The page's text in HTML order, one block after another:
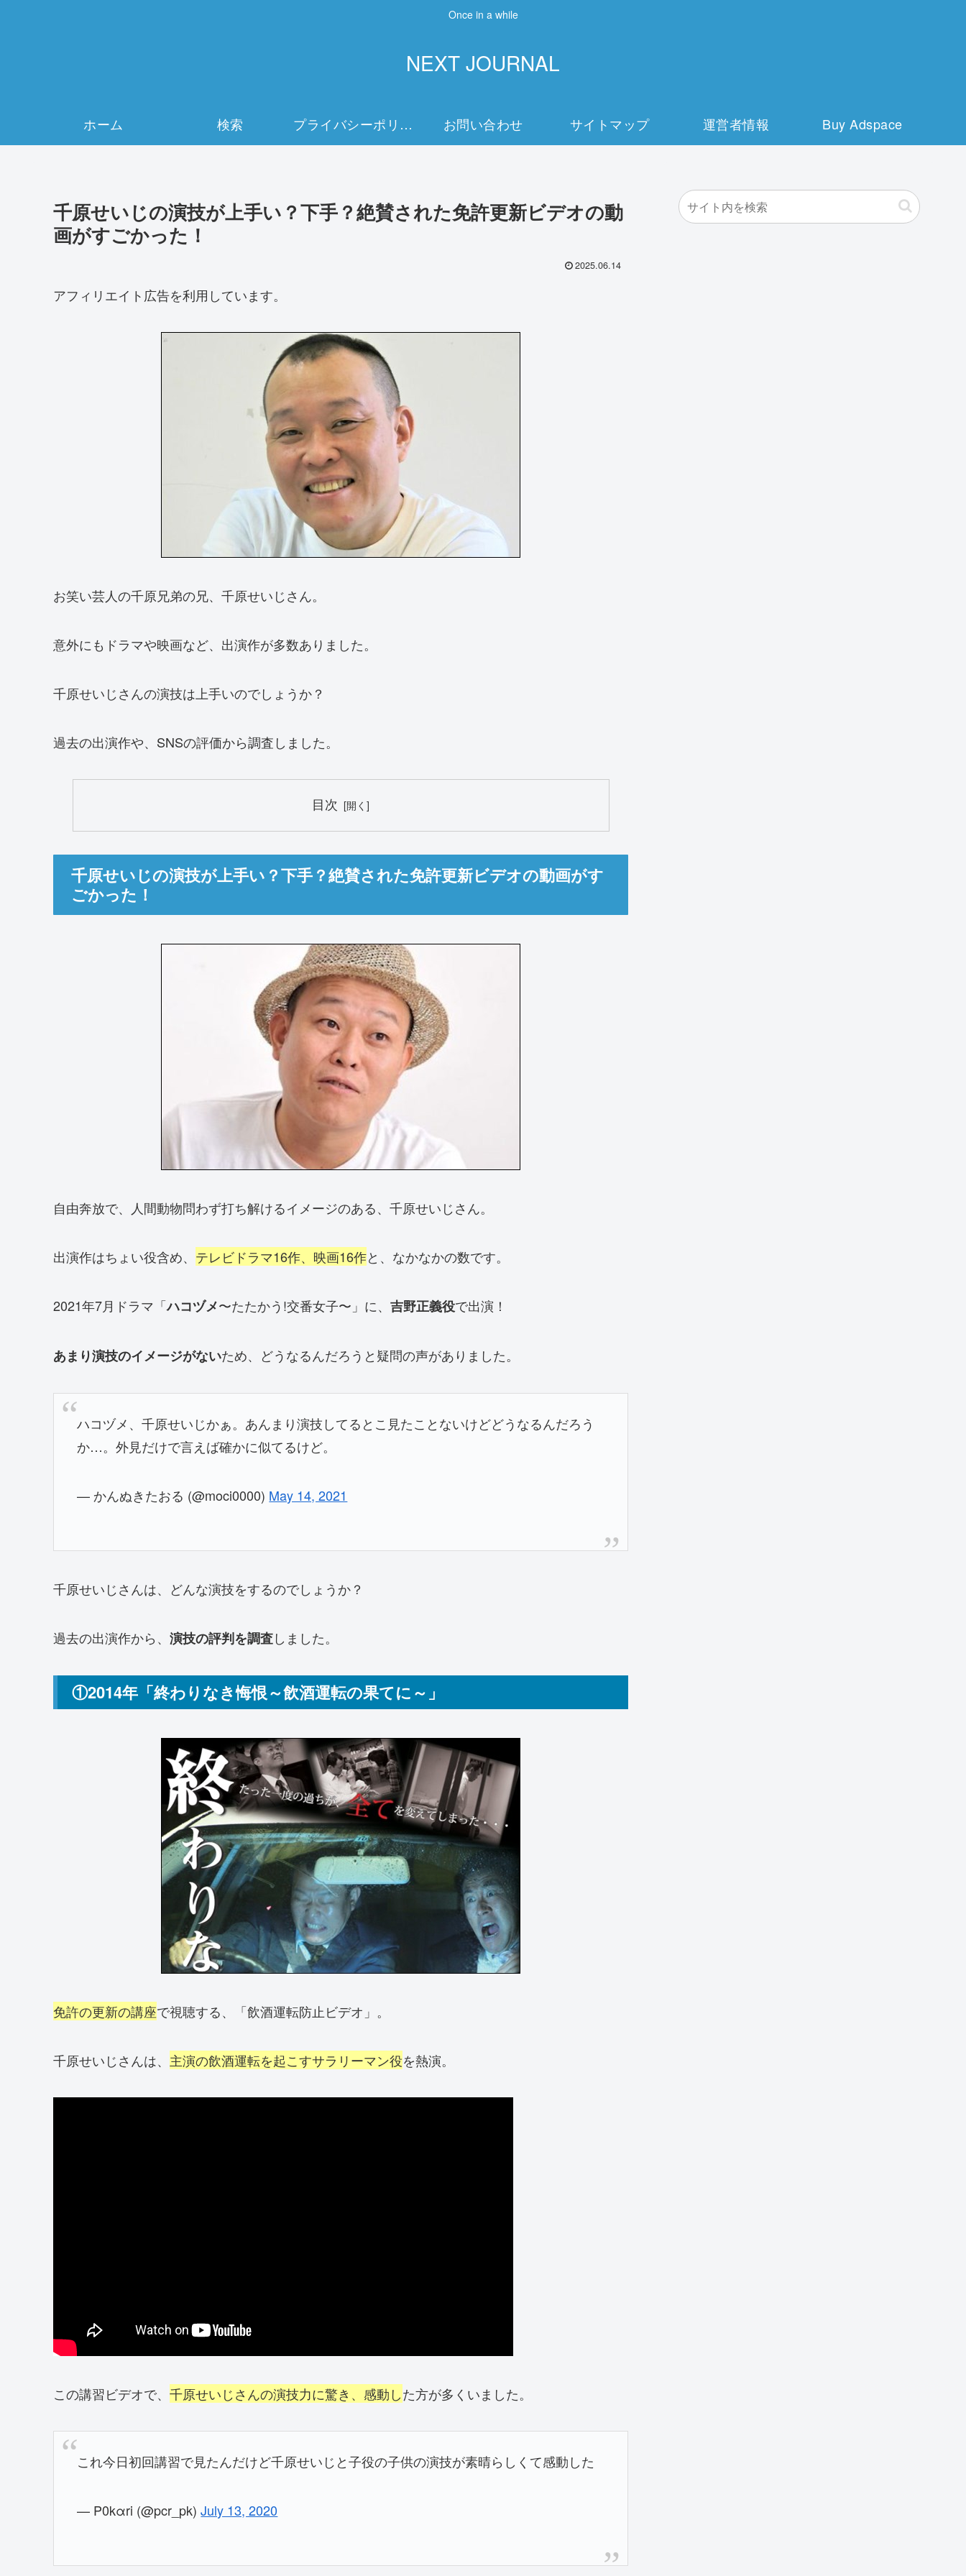
Once in a while
NEXT JOURNAL
ホーム 検索 プライバシーポリシー お問い合わせ サイトマップ 運営者情報 Buy Adspace
千原せいじの演技が上手い？下手？絶賛された免許更新ビデオの動
画がすごかった！
2025.06.14
アフィリエイト広告を利用しています。
お笑い芸人の千原兄弟の兄、千原せいじさん。
意外にもドラマや映画など、出演作が多数ありました。
千原せいじさんの演技は上手いのでしょうか？
過去の出演作や、SNSの評価から調査しました。
目次
千原せいじの演技が上手い？下手？絶賛された免許更新ビデオの動画がす
ごかった！
自由奔放で、人間動物問わず打ち解けるイメージのある、千原せいじさん。
出演作はちょい役含め、 テレビドラマ16作、映画16作と、なかなかの数です。
2021年7月ドラマ「ハコヅメ〜たたかう!交番女子〜」に、 吉野正義役で出演！
あまり演技のイメージがないため、どうなるんだろうと疑問の声がありました。
ハコヅメ、千原せいじかぁ。あんまり演技してるとこ見たことないけどどうなるんだろう
か…。外見だけで言えば確かに似てるけど。
— かんぬきたおる (@moci0000) May 14, 2021
千原せいじさんは、どんな演技をするのでしょうか？
過去の出演作から、 演技の評判を調査しました。
①2014年「終わりなき悔恨～飲酒運転の果てに～」
免許の更新の講座で視聴する、「飲酒運転防止ビデオ」。
千原せいじさんは、 主演の飲酒運転を起こすサラリーマン役を熱演。
この講習ビデオで、 千原せいじさんの演技力に驚き、感動した方が多くいました。
これ今日初回講習で見たんだけど千原せいじと子役の子供の演技が素晴らしくて感動した
— P0kαri (@pcr_pk)July 13, 2020